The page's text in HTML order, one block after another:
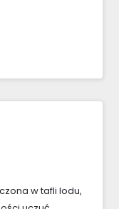
w tafli lodu,